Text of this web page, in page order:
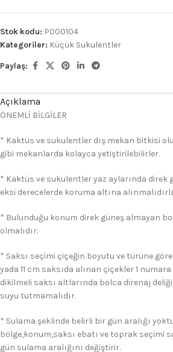
Stok kodu: P000104
Kategoriler: Küçük Sukulentler
Paylaş:
Açıklama
ÖNEMLİ BİLGİLER
* Kaktüs ve sukulentler dış mekan bitkisi
gibi mekanlarda kolayca yetiştirilebilirler.
* Kaktüs ve sukulentler yaz aylarında direk
eksi derecelerde koruma altına
* Bulunduğu konum direk güneş almayan
olmalıdır.
* Saksı seçimi çiçeğin boyutu ve türüne
yada 11 cm saksıda alınan çiçekler 1
dikilmeli saksı altlarında bolca direnaj
suyu tutmamalıdır.
* Sulama şeklinde belirli bir gün aralığı
bölge,konum,saksı ebatı ve toprak seçimi
gün sulama aralığını değiştirir.